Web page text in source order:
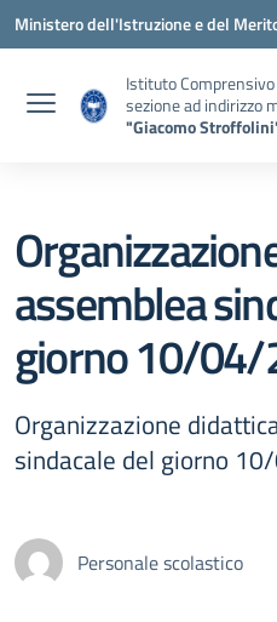
Vai ai contenuti
Vai al menu di navigazione
Vai al footer
Ministero dell'Istruzione e del
Istituto
sezione ad indirizzo
"Giacomo
assemblea
giorno 10/
Organizzazione
sindacale del giorno
Personale scolastico